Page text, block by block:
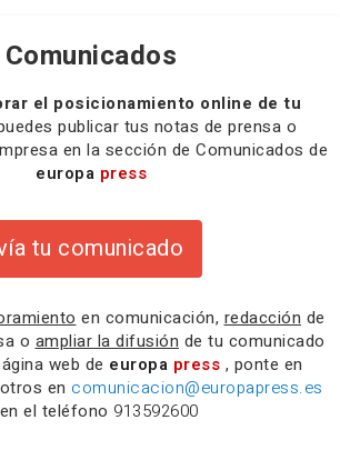
Comunicados
el posicionamiento online de tu
publicar tus notas de prensa o
en la sección de Comunicados de
europa press
tu comunicado
en comunicación, redacción de
o ampliar la difusión de tu comunicado
web de europa press , ponte en
en comunicacion@europapress.es
el teléfono 913592600